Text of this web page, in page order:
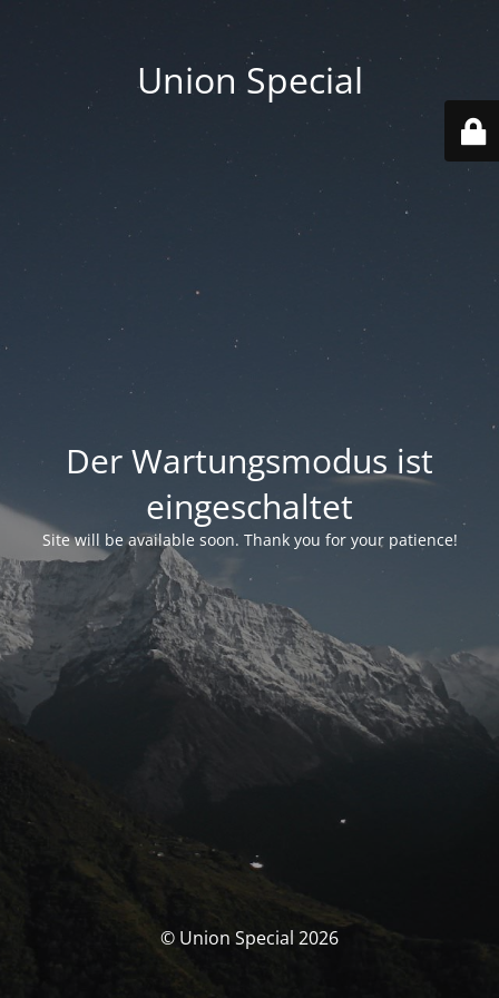
Union Special
Der Wartungsmodus ist
eingeschaltet
Site will be available soon. Thank you for your patience!
© Union Special 2026